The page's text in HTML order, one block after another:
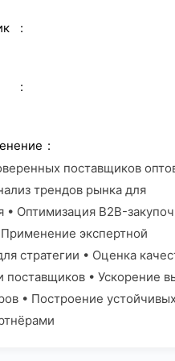
поставщиков
трендов рынка для
• Оптимизация B2B-
экспертной
стратегии • Оценка
поставщиков • Ускорение
• Построение